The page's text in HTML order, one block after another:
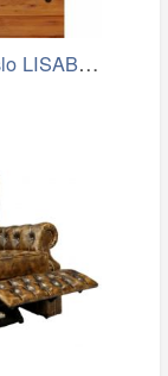
Ratanové křeslo LISABON - černé